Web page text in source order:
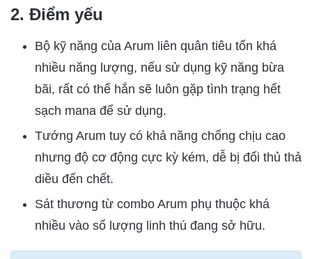
2. Điểm yếu
Bộ kỹ năng của Arum liên quân tiêu tốn khá
nhiều năng lượng, nếu sử dụng kỹ năng bừa
bãi, rất có thể hắn sẽ luôn gặp tình trạng hết
sạch mana để sử dụng.
Tướng Arum tuy có khả năng chống chịu cao
nhưng độ cơ động cực kỳ kém, dễ bị đối thủ thả
diều đến chết.
Sát thương từ combo Arum phụ thuộc khá
nhiều vào số lượng linh thú đang sở hữu.